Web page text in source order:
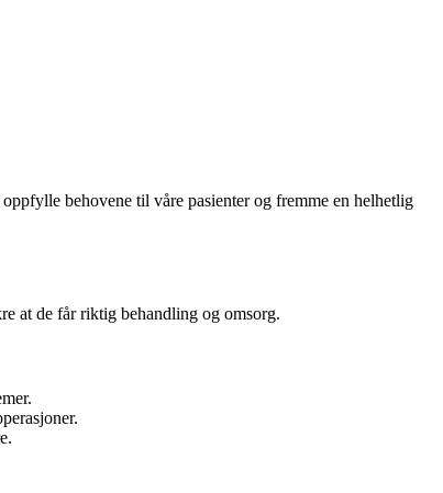
behovene til våre pasienter og fremme en helhetlig
at de får riktig behandling og omsorg.